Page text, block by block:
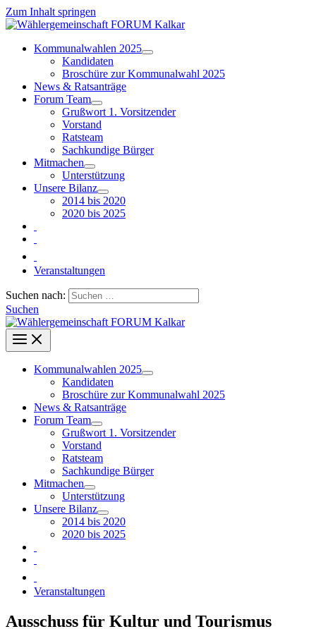
Zum Inhalt springen
Kommunalwahlen 2025
Kandidaten
Broschüre zur Kommunalwahl 2025
News & Ratsanträge
Forum Team
Grußwort 1. Vorsitzender
Vorstand
Ratsteam
Sachkundige Bürger
Mitmachen
Unterstützung
Unsere Bilanz
2014 bis 2020
2020 bis 2025
Veranstaltungen
Suchen nach:
Suchen
Kommunalwahlen 2025
Kandidaten
Broschüre zur Kommunalwahl 2025
News & Ratsanträge
Forum Team
Grußwort 1. Vorsitzender
Vorstand
Ratsteam
Sachkundige Bürger
Mitmachen
Unterstützung
Unsere Bilanz
2014 bis 2020
2020 bis 2025
Veranstaltungen
Ausschuss für Kultur und Tourismus